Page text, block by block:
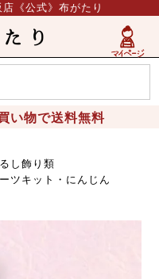
《公式》布がたり
い物で送料無料
し飾り類
ツキット・にんじん